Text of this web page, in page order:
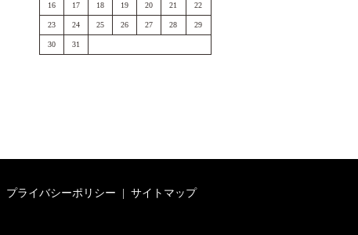
16 17 18 19 20 21 22
23 24 25 26 27 28 29
30 31
プライバシーポリシー サイトマップ